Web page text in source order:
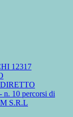
12317
10 percorsi di
S.R.L